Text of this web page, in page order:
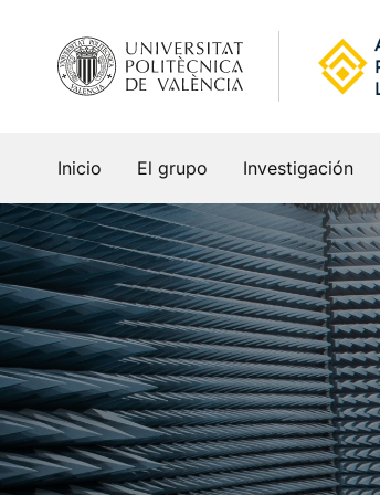
contenido
Inicio El grupo Investigación